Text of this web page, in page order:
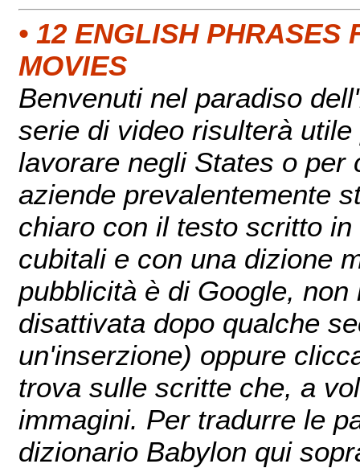
• 12 ENGLISH PHRASES
MOVIES
Benvenuti nel paradiso
serie di video risulterà
lavorare negli States o per
aziende prevalentemente
chiaro con il testo scritto
cubitali e con una dizione
pubblicità è di Google,
disattivata dopo qualche
un'inserzione) oppure
trova sulle scritte che, a
immagini. Per tradurre le
dizionario Babylon qui